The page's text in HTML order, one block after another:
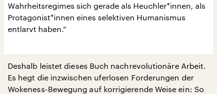
Wahrheitsregimes sich gerade als Heuchler*innen, als
Protagonist*innen eines selektiven Humanismus
entlarvt haben.“
Deshalb leistet dieses Buch nachrevolutionäre Arbeit.
Es hegt die inzwischen uferlosen Forderungen der
Wokeness-Bewegung auf korrigierende Weise ein: So